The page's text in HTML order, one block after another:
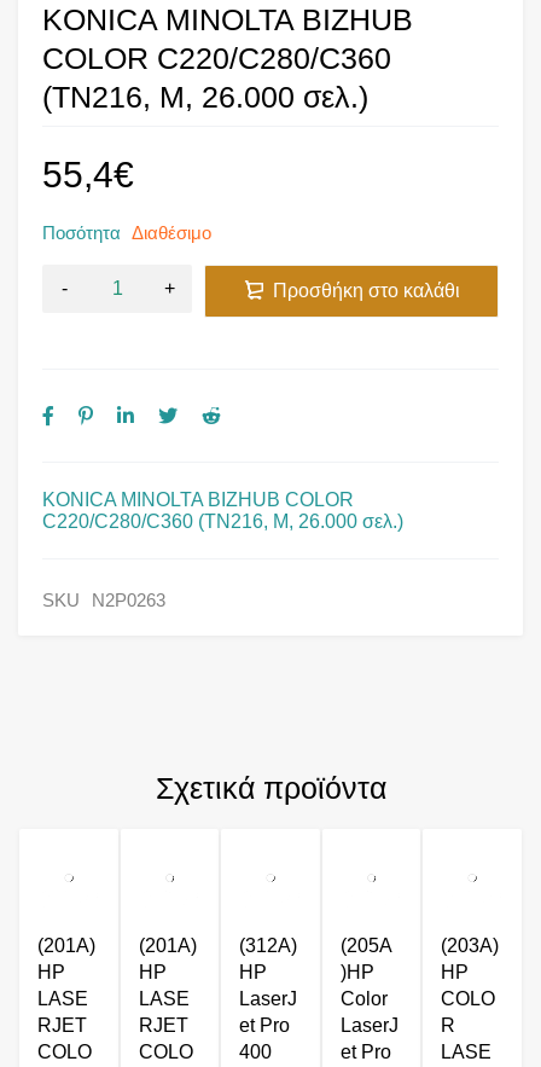
KONICA MINOLTA BIZHUB
COLOR C220/C280/C360
(TN216, M, 26.000 σελ.)
KONICA MINOLTA BIZHUB COLOR
C220/C280/C360 (TN216, M, 26.000 σελ.)
55,4€
Ποσότητα Διαθέσιμο
Προσθήκη στο καλάθι
SKU N2P0263
Σχετικά προϊόντα
(201A)
HP
LASE
RJET
COLO
(201A)
HP
LASE
RJET
COLO
(312A)
HP
LaserJ
et Pro
400
(205A
)HP
Color
LaserJ
et Pro
(203A)
HP
COLO
R
LASE